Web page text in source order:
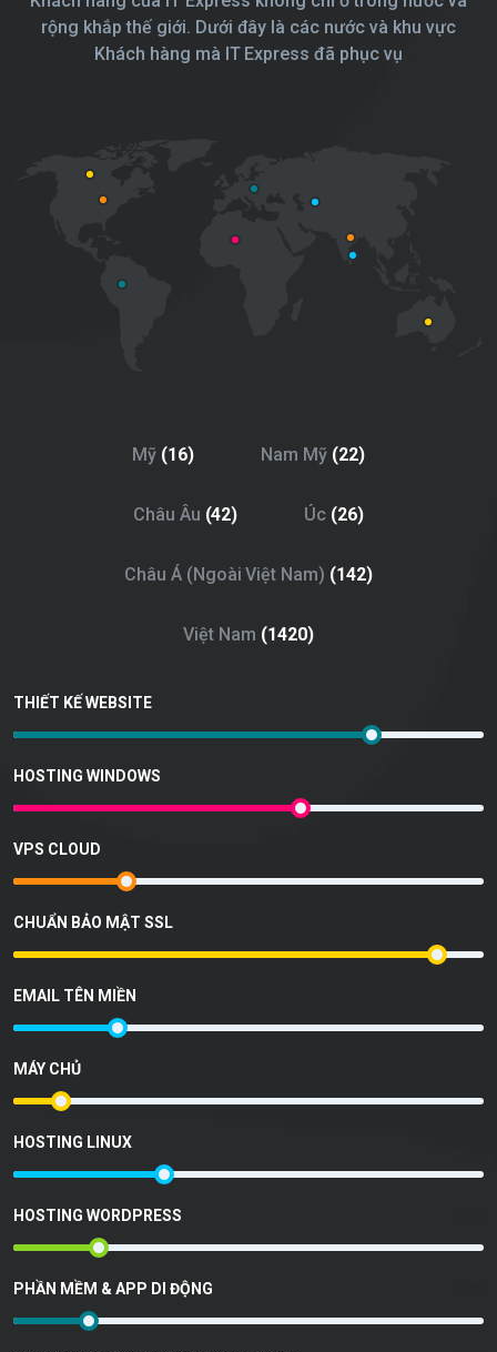
rộng khắp thế giới. Dưới đây là các nước và khu vực
Khách hàng mà IT Express đã phục vụ
Mỹ (16) Nam Mỹ (22)
Châu Âu (42) Úc (26)
Châu Á (Ngoài Việt Nam) (142)
Việt Nam (1420)
THIẾT KẾ WEBSITE
HOSTING WINDOWS
VPS CLOUD
CHUẨN BẢO MẬT SSL
EMAIL TÊN MIỀN
MÁY CHỦ
HOSTING LINUX
HOSTING WORDPRESS
PHẦN MỀM & APP DI ĐỘNG